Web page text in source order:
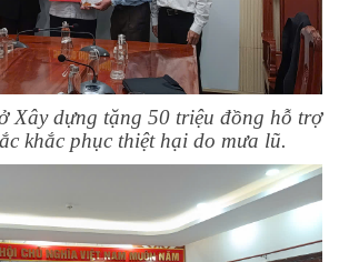
Xây dựng tặng 50 triệu đồng hỗ trợ
khắc phục thiệt hại do mưa lũ.